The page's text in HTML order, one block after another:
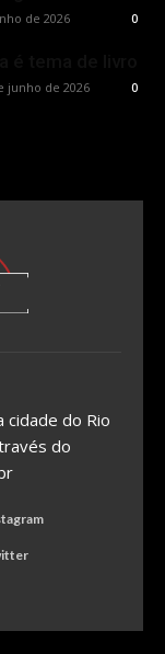
de 2026 0
junho de 2026 0
cidade do Rio
do